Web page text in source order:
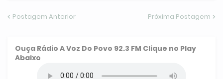
Postagem Anterior Próxima Postagem
Ouça Rádio A Voz Do Povo 92.3 FM Clique no Play
Abaixo